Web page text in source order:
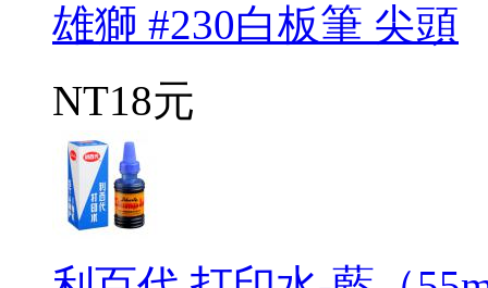
雄獅 #230白板筆 尖頭
NT18元